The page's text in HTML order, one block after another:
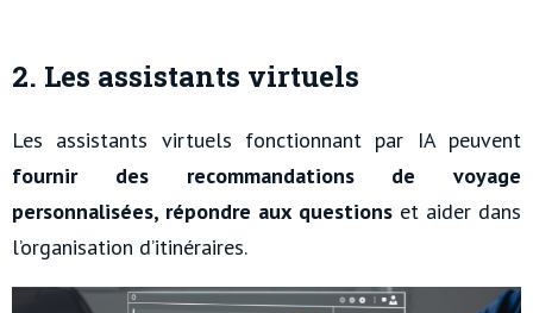
2. Les assistants virtuels
Les assistants virtuels fonctionnant par IA peuvent
fournir des recommandations de voyage
personnalisées, répondre aux questionset aider dans
l’organisation d’itinéraires.